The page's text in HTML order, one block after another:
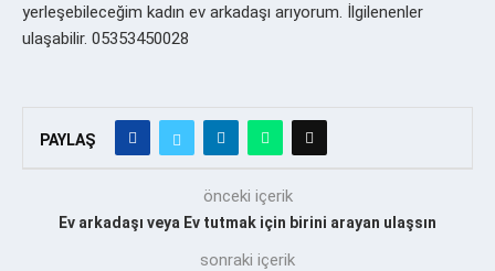
yerleşebileceğim kadın ev arkadaşı arıyorum. İlgilenenler
ulaşabilir. 05353450028
PAYLAŞ
önceki içerik
Ev arkadaşı veya Ev tutmak için birini arayan ulaşsın
sonraki içerik